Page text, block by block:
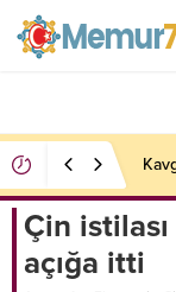
Çin
açığa itti